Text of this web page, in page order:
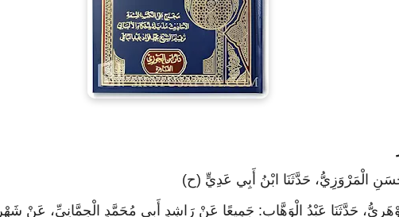
الْمَرْوَزِيُّ، حَدَّثَنَا ابْنُ أَبِي عَدِيٍّ (ح)
حَدَّثَنَا عَبْدُ الْوَهَّابِ: جَمِيعًا عَنْ رَاشِدٍ أَبِي مُحَمَّدٍ الْحِمَّانِيِّ، عَنْ